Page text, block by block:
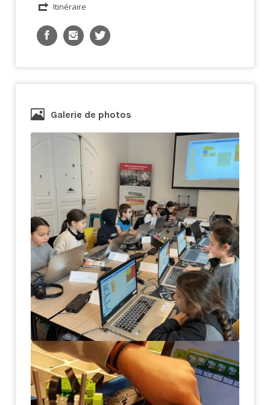
Itinéraire
Galerie de photos